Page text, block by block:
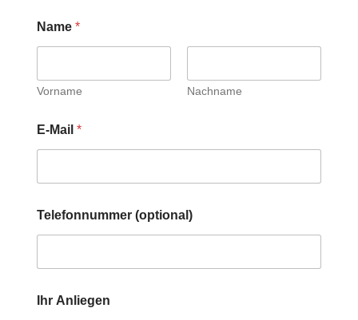
Name *
Vorname Nachname
E-Mail *
Telefonnummer (optional)
Ihr Anliegen